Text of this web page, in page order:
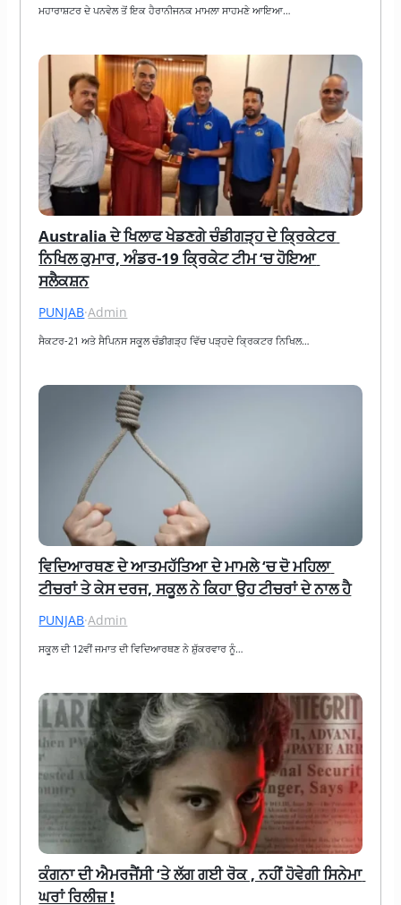
ਮਹਾਰਾਸ਼ਟਰ ਦੇ ਪਨਵੇਲ ਤੋਂ ਇਕ ਹੈਰਾਨੀਜਨਕ ਮਾਮਲਾ ਸਾਹਮਣੇ ਆਇਆ…
Australia ਦੇ ਖਿਲਾਫ ਖੇਡਣਗੇ ਚੰਡੀਗੜ੍ਹ ਦੇ ਕ੍ਰਿਕੇਟਰ
ਨਿਖਿਲ ਕੁਮਾਰ, ਅੰਡਰ-19 ਕ੍ਰਿਕੇਟ ਟੀਮ ‘ਚ ਹੋਇਆ
ਸਲੈਕਸ਼ਨ
PUNJAB·Admin
ਸੈਕਟਰ-21 ਅਤੇ ਸੈਪਿਨਸ ਸਕੂਲ ਚੰਡੀਗੜ੍ਹ ਵਿੱਚ ਪੜ੍ਹਦੇ ਕ੍ਰਿਕਟਰ ਨਿਖਿਲ…
ਵਿਦਿਆਰਥਣ ਦੇ ਆਤਮਹੱਤਿਆ ਦੇ ਮਾਮਲੇ ‘ਚ ਦੋ ਮਹਿਲਾ
ਟੀਚਰਾਂ ਤੇ ਕੇਸ ਦਰਜ, ਸਕੂਲ ਨੇ ਕਿਹਾ ਉਹ ਟੀਚਰਾਂ ਦੇ ਨਾਲ ਹੈ
PUNJAB·Admin
ਸਕੂਲ ਦੀ 12ਵੀਂ ਜਮਾਤ ਦੀ ਵਿਦਿਆਰਥਣ ਨੇ ਸ਼ੁੱਕਰਵਾਰ ਨੂੰ…
ਕੰਗਨਾ ਦੀ ਐਮਰਜੈਂਸੀ ‘ਤੇ ਲੱਗ ਗਈ ਰੋਕ , ਨਹੀਂ ਹੋਵੇਗੀ ਸਿਨੇਮਾ
ਘਰਾਂ ਰਿਲੀਜ਼ !